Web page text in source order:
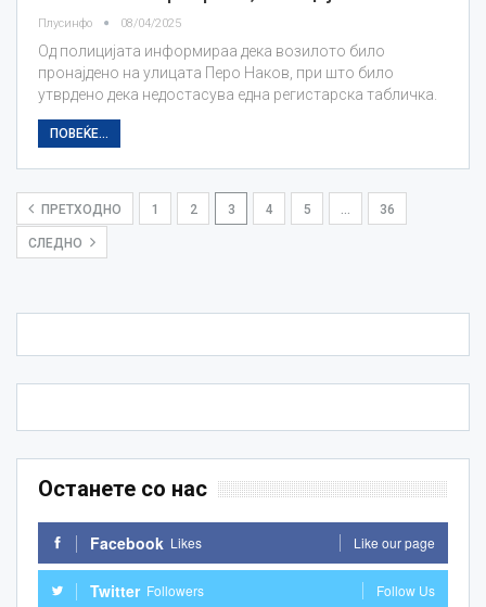
Плусинфо 08/04/2025
Од полицијата информираа дека возилото било
пронајдено на улицата Перо Наков, при што било
утврдено дека недостасува една регистарска табличка.
ПОВЕЌЕ...
ПРЕТХОДНО 1 2 3 4 5 36
СЛЕДНО
Останете со нас
Facebook Likes Like our page
Twitter Followers Follow Us